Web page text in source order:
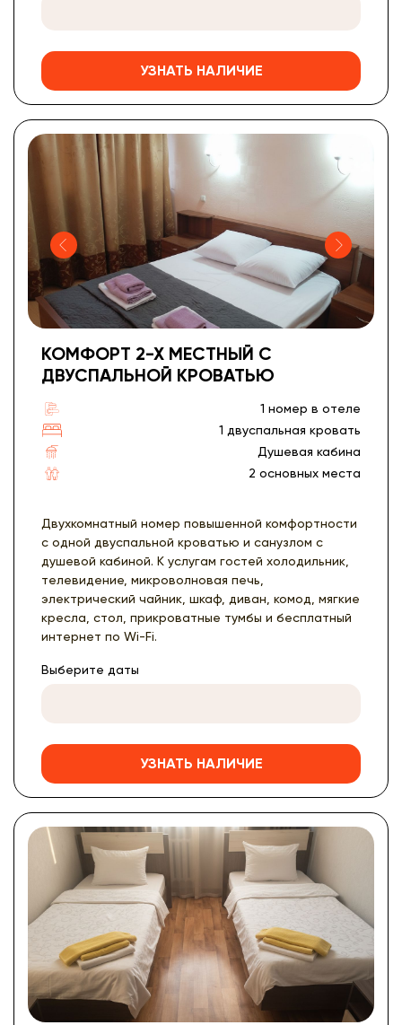
УЗНАТЬ НАЛИЧИЕ
КОМФОРТ 2-Х МЕСТНЫЙ С
ДВУСПАЛЬНОЙ КРОВАТЬЮ
1 номер в отеле
1 двуспальная кровать
Душевая кабина
2 основных места
Двухкомнатный номер повышенной комфортности
с одной двуспальной кроватью и санузлом с
душевой кабиной. К услугам гостей холодильник,
телевидение, микроволновая печь,
электрический чайник, шкаф, диван, комод, мягкие
кресла, стол, прикроватные тумбы и бесплатный
интернет по Wi-Fi.
Выберите даты
УЗНАТЬ НАЛИЧИЕ